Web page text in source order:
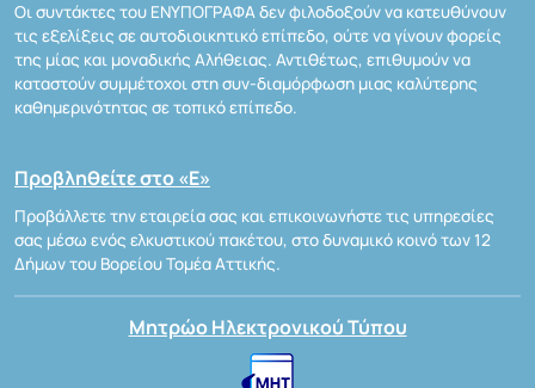
Οι συντάκτες του ΕΝΥΠΟΓΡΑΦΑ δεν φιλοδοξούν να κατευθύνουν
τις εξελίξεις σε αυτοδιοικητικό επίπεδο, ούτε να γίνουν φορείς
της μίας και μοναδικής Αλήθειας. Αντιθέτως, επιθυμούν να
καταστούν συμμέτοχοι στη συν-διαμόρφωση μιας καλύτερης
καθημερινότητας σε τοπικό επίπεδο.
Προβληθείτε στο «Ε»
Προβάλλετε την εταιρεία σας και επικοινωνήστε τις υπηρεσίες
σας μέσω ενός ελκυστικού πακέτου, στο δυναμικό κοινό των 12
Δήμων του Βορείου Τομέα Αττικής.
Μητρώο Ηλεκτρονικού Τύπου